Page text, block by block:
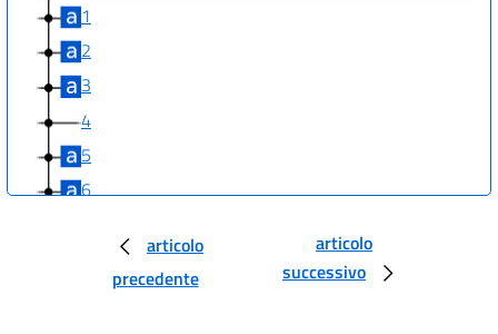
1
2
3
4
5
6
articolo
precedente
articolo
successivo